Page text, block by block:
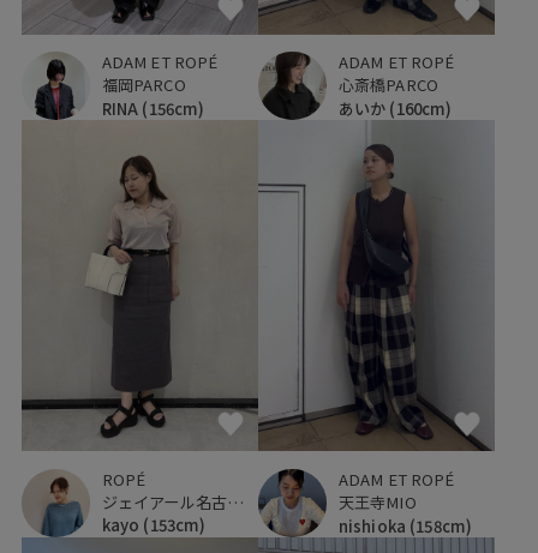
ADAM ET ROPÉ
福岡PARCO
RINA (156cm)
ADAM ET ROPÉ
心斎橋PARCO
あいか (160cm)
ROPÉ
ジェイアール名古屋タカシマヤ
kayo (153cm)
ADAM ET ROPÉ
天王寺MIO
nishioka (158cm)